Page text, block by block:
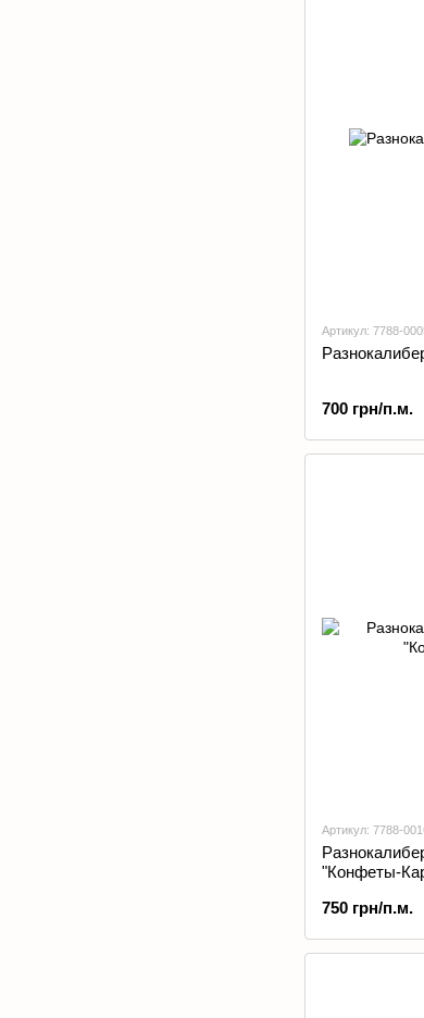
Артикул: 7788-
700 грн/п.м.
Артикул: 7788-
"Конфеты-
750 грн/п.м.